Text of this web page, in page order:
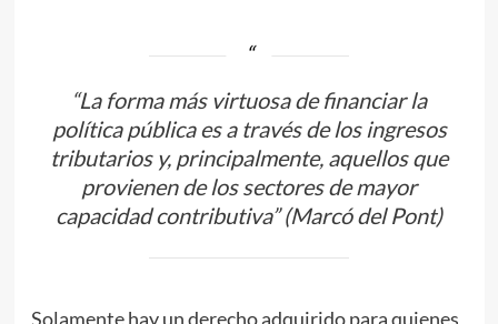
“La forma más virtuosa de financiar la
política pública es a través de los ingresos
tributarios y, principalmente, aquellos que
provienen de los sectores de mayor
capacidad contributiva” (Marcó del Pont)
Solamente hay un derecho adquirido para quienes